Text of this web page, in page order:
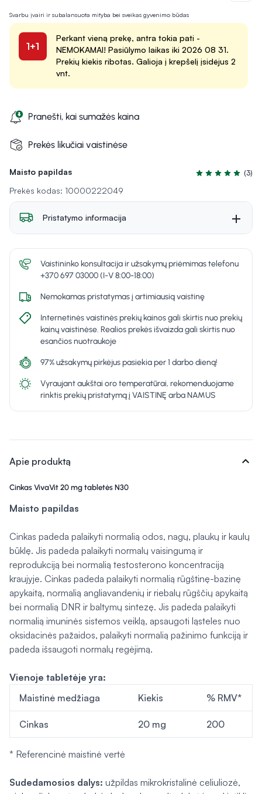
Maisto papildas
Įvertinimas 5.0
(3)
Prekės kodas: 10000222049
Svarbu įvairi ir subalansuota mityba bei sveikas gyvenimo būdas
1+1
Perkant vieną prekę, antra tokia pati -
NEMOKAMAI! Pasiūlymo laikas iki 2026 08 31.
Prekių kiekis ribotas. Galioja į krepšelį įsidėjus 2
vnt.
Pranešti, kai sumažės kaina
Prekės likučiai vaistinėse
Pristatymo informacija
Vaistininko konsultacija ir užsakymų priėmimas telefonu
+370 697 03000 (I-V 8:00-18:00)
Nemokamas pristatymas į artimiausią vaistinę
Internetinės vaistinės prekių kainos gali skirtis nuo prekių
kainų vaistinėse. Realios prekės išvaizda gali skirtis nuo
esančios nuotraukoje
97% užsakymų pirkėjus pasiekia per 1 darbo dieną!
Vyraujant aukštai oro temperatūrai, rekomenduojame
rinktis prekių pristatymą į VAISTINĘ arba NAMUS
Apie produktą expand_more
Cinkas VivaVit 20 mg tabletės N30
Maisto papildas
Cinkas padeda palaikyti normalią odos, nagų, plaukų ir kaulų
būklę. Jis padeda palaikyti normalų vaisingumą ir
reprodukciją bei normalią testosterono koncentraciją
kraujyje. Cinkas padeda palaikyti normalią rūgštinę-bazinę
apykaitą, normalią angliavandenių ir riebalų rūgščių apykaitą
bei normalią DNR ir baltymų sintezę. Jis padeda palaikyti
normalią imuninės sistemos veiklą, apsaugoti ląsteles nuo
oksidacinės pažaidos, palaikyti normalią pažinimo funkciją ir
padeda išsaugoti normalų regėjimą.
Vienoje tabletėje yra:
Maistinė medžiaga
Kiekis % RMV*
Cinkas 20 mg 200
* Referencinė maistinė vertė
Sudedamosios dalys: užpildas mikrokristalinė celiuliozė,